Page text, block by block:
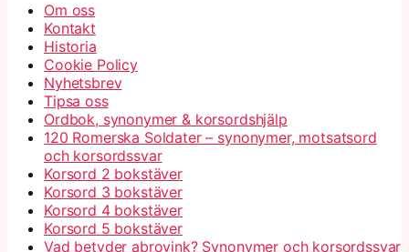
Om oss
Kontakt
Historia
Cookie Policy
Nyhetsbrev
Tipsa oss
Ordbok, synonymer & korsordshjälp
120 Romerska Soldater – synonymer, motsatsord
och korsordssvar
Korsord 2 bokstäver
Korsord 3 bokstäver
Korsord 4 bokstäver
Korsord 5 bokstäver
Vad betyder abrovink? Synonymer och korsordssvar